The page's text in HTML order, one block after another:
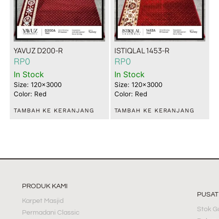
YAVUZ D200-R
RP0
In Stock
Size: 120x3000
Color: Red
TAMBAH KE KERANJANG
ISTIQLAL 1453-R
RP0
In Stock
Size: 120x3000
Color: Red
TAMBAH KE KERANJANG
PRODUK KAMI
Karpet Masjid
Permadani Classic
Stok